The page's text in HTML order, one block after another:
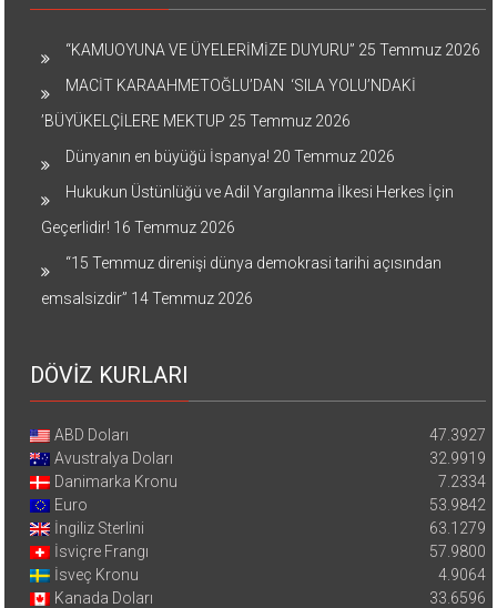
“KAMUOYUNA VE ÜYELERİMİZE DUYURU” 25 Temmuz 2026
MACİT KARAAHMETOĞLU’DAN ‘SILA YOLU’NDAKİ
’BÜYÜKELÇİLERE MEKTUP 25 Temmuz 2026
Dünyanın en büyüğü İspanya! 20 Temmuz 2026
Hukukun Üstünlüğü ve Adil Yargılanma İlkesi Herkes İçin
Geçerlidir! 16 Temmuz 2026
“15 Temmuz direnişi dünya demokrasi tarihi açısından
emsalsizdir” 14 Temmuz 2026
DÖVİZ KURLARI
ABD Doları
47.3927
Avustralya Doları
32.9919
Danimarka Kronu
7.2334
Euro
53.9842
İngiliz Sterlini
63.1279
İsviçre Frangı
57.9800
İsveç Kronu
4.9064
Kanada Doları
33.6596